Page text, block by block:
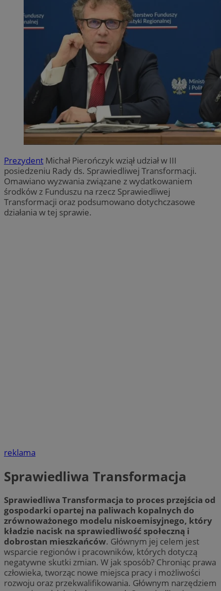
Prezydent Michał Pierończyk wziął udział w III
posiedzeniu Rady ds. Sprawiedliwej Transformacji.
Omawiano wyzwania związane z wydatkowaniem
środków z Funduszu na rzecz Sprawiedliwej
Transformacji oraz podsumowano dotychczasowe
działania w tej sprawie.
reklama
Sprawiedliwa Transformacja
Sprawiedliwa Transformacja to proces przejścia od
gospodarki opartej na paliwach kopalnych do
zrównoważonego modelu niskoemisyjnego, który
kładzie nacisk na sprawiedliwość społeczną i
dobrostan mieszkańców. Głównym jej celem jest
wsparcie regionów i pracowników, których dotyczą
negatywne skutki zmian. W jak sposób? Chroniąc prawa
człowieka, tworząc nowe miejsca pracy i możliwości
rozwoju oraz przekwalifikowania. Głównym narzędziem